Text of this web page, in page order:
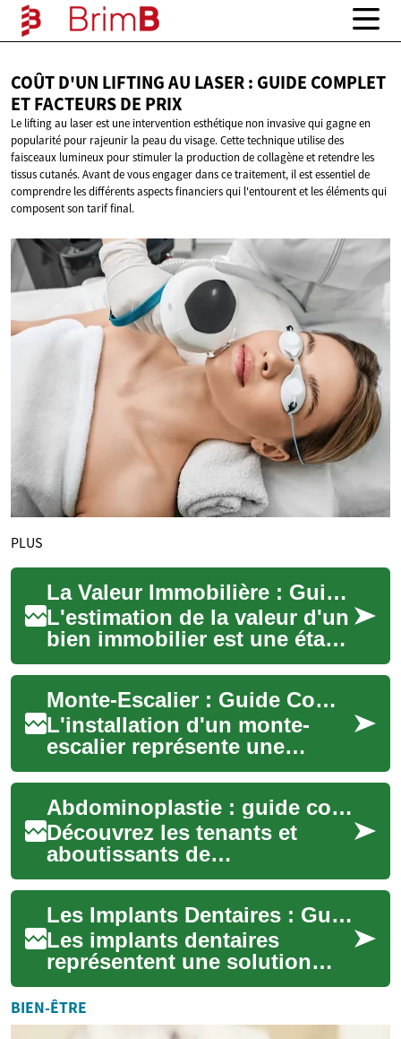
COÛT D'UN LIFTING AU LASER : GUIDE COMPLET
ET FACTEURSDE PRIX
Le lifting au laser est une intervention esthétique non invasive qui gagne en
popularité pour rajeunir la peau du visage. Cette technique utilise des
faisceaux lumineux pour stimuler la production de collagène et retendre les
tissus cutanés. Avant de vous engager dans ce traitement, il est essentiel de
comprendre les différents aspects financiers qui l'entourent et les éléments qui
composent son tarif final.
PLUS
La Valeur Immobilière : Guide Complet pour Comprendre le Prix de Votre Bien
L'estimation de la valeur d'un
bien immobilier est une étape
cruciale, que ce soit pour
vendre, acheter ou
simplement...
Monte-Escalier : Guide Complet pour Retrouver votre Mobilité
L'installation d'un monte-
escalier représente une
solution pratique et sécurisée
pour les personnes à mobilité
réduit...
Abdominoplastie : guide complet pour le lifting du ventre
Découvrez les tenants et
aboutissants de
l'abdominoplastie, une
intervention chirurgicale
visant à remodeler et raffe...Les Implants Dentaires : Guide Complet du Traitement Moderne
Les implants dentaires
représentent une solution
révolutionnaire pour
remplacer les dents
manquantes, offrant une alt...
BIEN-ÊTRE